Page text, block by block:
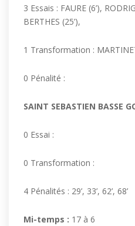
3 Essais : FAURE (6’),
BERTHES (25’),
1 Transformation :
0 Pénalité :
SAINT SEBASTIEN BASSE
0 Essai :
0 Transformation :
4 Pénalités : 29’, 33’, 62’, 68’
Mi-temps : 1 7 à 6